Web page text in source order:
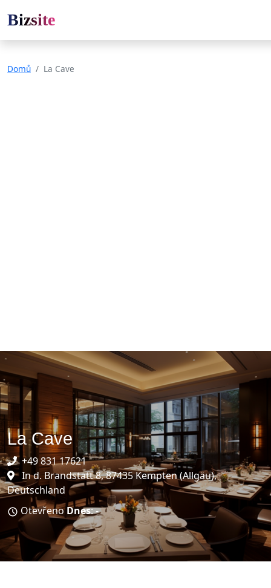
Bizsite
Domů La Cave
La Cave
+49 831 17621
In d. Brandstatt 8, 87435 Kempten (Allgäu),
Deutschland
OtevřenoDnes: -